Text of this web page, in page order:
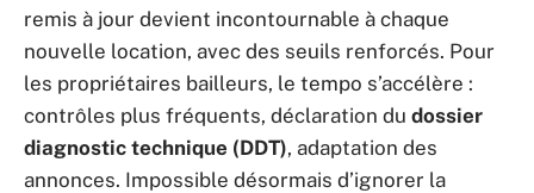
remis à jour devient incontournable à chaque
nouvelle location, avec des seuils renforcés. Pour
les propriétaires bailleurs, le tempo s’accélère :
contrôles plus fréquents, déclaration du dossier
diagnostic technique (DDT), adaptation des
annonces. Impossible désormais d’ignorer la